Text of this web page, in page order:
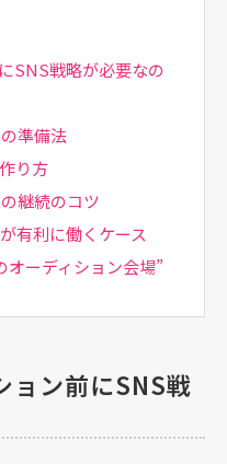
SNS戦略が必要なの
準備法
り方
継続のコツ
有利に働くケース
オーディション会場”
ョン前にSNS戦